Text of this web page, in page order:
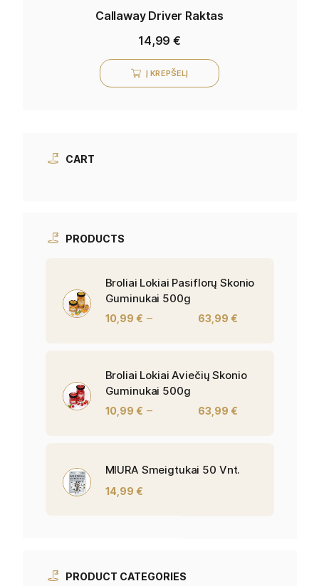
Callaway Driver Raktas
14,99€
Į KREPŠELĮ
CART
PRODUCTS
Broliai Lokiai Pasiflorų Skonio
Guminukai 500g
10,99 € – 63,99 €
Broliai Lokiai Aviečių Skonio
Guminukai 500g
10,99 € – 63,99 €
MIURA Smeigtukai 50 Vnt.
14,99 €
PRODUCT CATEGORIES